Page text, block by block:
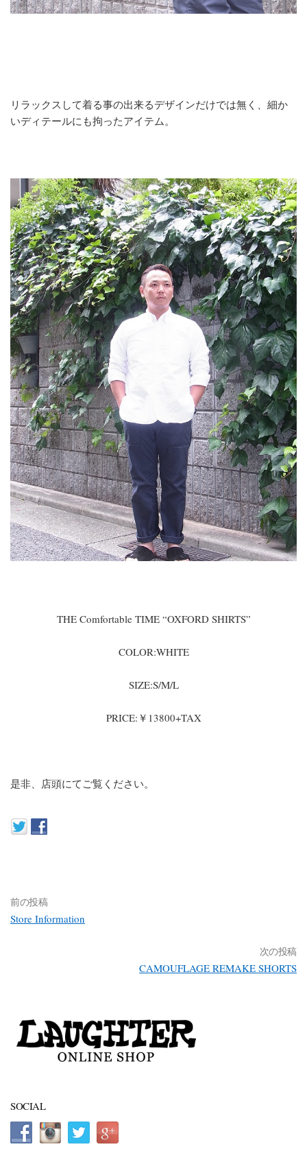
リラックスして着る事の出来るデザインだけでは無く、細か
いディテールにも拘ったアイテム。
THE Comfortable TIME “OXFORD SHIRTS”
COLOR:WHITE
SIZE:S/M/L
PRICE:￥13800+TAX
是非、店頭にてご覧ください。
前の投稿
Store Information
次の投稿
CAMOUFLAGE REMAKE SHORTS
SOCIAL